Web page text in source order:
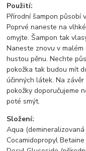
Použití:
Přírodní šampon působí
Poprvé naneste na
omyjte. Šampon tak
Naneste znovu v
hustou pěnu. Nechte
pokožka tak budou mít
účinných látek. Na
pokožky doporučujeme
poté smýt.
Složení:
Aqua (demineralizovaná
Cocamidopropyl